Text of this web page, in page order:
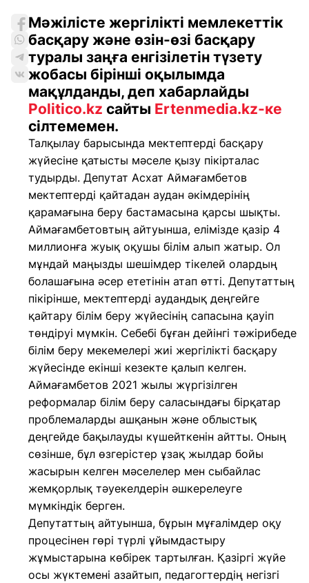
Мәжілісте жергілікті мемлекеттік
басқару және өзін-өзі басқару
туралы заңға енгізілетін түзету
жобасы бірінші оқылымда
мақұлданды, деп хабарлайды
Politico.kz сайты Ertenmedia.kz-ке
сілтемемен.
Талқылау барысында мектептерді басқару
жүйесіне қатысты мәселе қызу пікірталас
тудырды. Депутат Асхат Аймағамбетов
мектептерді қайтадан аудан әкімдерінің
қарамағына беру бастамасына қарсы шықты.
Аймағамбетовтың айтуынша, елімізде қазір 4
миллионға жуық оқушы білім алып жатыр. Ол
мұндай маңызды шешімдер тікелей олардың
болашағына әсер ететінін атап өтті. Депутаттың
пікірінше, мектептерді аудандық деңгейге
қайтару білім беру жүйесінің сапасына қауіп
төндіруі мүмкін. Себебі бұған дейінгі тәжірибеде
білім беру мекемелері жиі жергілікті басқару
жүйесінде екінші кезекте қалып келген.
Аймағамбетов 2021 жылы жүргізілген
реформалар білім беру саласындағы бірқатар
проблемаларды ашқанын және облыстық
деңгейде бақылауды күшейткенін айтты. Оның
сөзінше, бұл өзгерістер ұзақ жылдар бойы
жасырын келген мәселелер мен сыбайлас
жемқорлық тәуекелдерін әшкерелеуге
мүмкіндік берген.
Депутаттың айтуынша, бұрын мұғалімдер оқу
процесінен гөрі түрлі ұйымдастыру
жұмыстарына көбірек тартылған. Қазіргі жүйе
осы жүктемені азайтып, педагогтердің негізгі